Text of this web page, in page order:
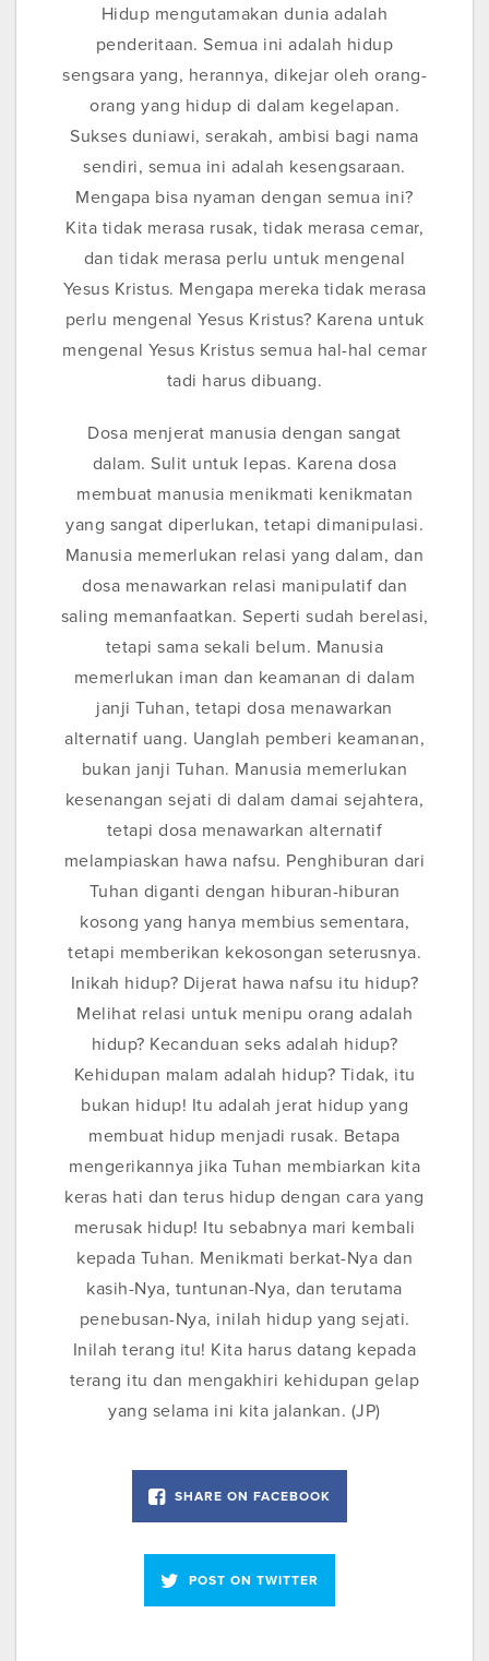
Hidup mengutamakan dunia adalah
penderitaan. Semua ini adalah hidup
sengsara yang, herannya, dikejar oleh orang-
orang yang hidup di dalam kegelapan.
Sukses duniawi, serakah, ambisi bagi nama
sendiri, semua ini adalah kesengsaraan.
Mengapa bisa nyaman dengan semua ini?
Kita tidak merasa rusak, tidak merasa cemar,
dan tidak merasa perlu untuk mengenal
Yesus Kristus. Mengapa mereka tidak merasa
perlu mengenal Yesus Kristus? Karena untuk
mengenal Yesus Kristus semua hal-hal cemar
tadi harus dibuang.
Dosa menjerat manusia dengan sangat
dalam. Sulit untuk lepas. Karena dosa
membuat manusia menikmati kenikmatan
yang sangat diperlukan, tetapi dimanipulasi.
Manusia memerlukan relasi yang dalam, dan
dosa menawarkan relasi manipulatif dan
saling memanfaatkan. Seperti sudah berelasi,
tetapi sama sekali belum. Manusia
memerlukan iman dan keamanan di dalam
janji Tuhan, tetapi dosa menawarkan
alternatif uang. Uanglah pemberi keamanan,
bukan janji Tuhan. Manusia memerlukan
kesenangan sejati di dalam damai sejahtera,
tetapi dosa menawarkan alternatif
melampiaskan hawa nafsu. Penghiburan dari
Tuhan diganti dengan hiburan-hiburan
kosong yang hanya membius sementara,
tetapi memberikan kekosongan seterusnya.
Inikah hidup? Dijerat hawa nafsu itu hidup?
Melihat relasi untuk menipu orang adalah
hidup? Kecanduan seks adalah hidup?
Kehidupan malam adalah hidup? Tidak, itu
bukan hidup! Itu adalah jerat hidup yang
membuat hidup menjadi rusak. Betapa
mengerikannya jika Tuhan membiarkan kita
keras hati dan terus hidup dengan cara yang
merusak hidup! Itu sebabnya mari kembali
kepada Tuhan. Menikmati berkat-Nya dan
kasih-Nya, tuntunan-Nya, dan terutama
penebusan-Nya, inilah hidup yang sejati.
Inilah terang itu! Kita harus datang kepada
terang itu dan mengakhiri kehidupan gelap
yang selama ini kita jalankan. (JP)
SHARE ON FACEBOOK
POST ON TWITTER